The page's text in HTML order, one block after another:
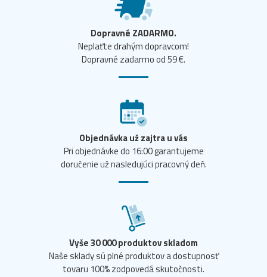
Dopravné ZADARMO.
Neplaťte drahým dopravcom!
Dopravné zadarmo od 59 €.
Objednávka už zajtra u vás
Pri objednávke do 16:00 garantujeme
doručenie už nasledujúci pracovný deň.
Vyše 30 000 produktov skladom
Naše sklady sú plné produktov a dostupnosť
tovaru 100% zodpovedá skutočnosti.